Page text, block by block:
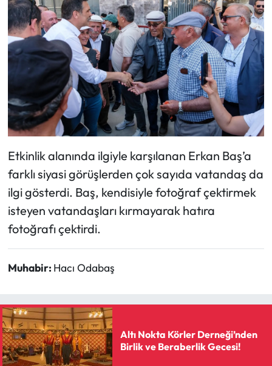
Etkinlik alanında ilgiyle karşılanan Erkan Baş’a
farklı siyasi görüşlerden çok sayıda vatandaş da
ilgi gösterdi. Baş, kendisiyle fotoğraf çektirmek
isteyen vatandaşları kırmayarak hatıra
fotoğrafı çektirdi.
Muhabir: Hacı Odabaş
Altı Nokta Körler Derneği’nden
Birlik ve Beraberlik Gecesi!
Resmi İlan
Resmi Reklam
Sağlık
Siyaset
Spor
Sungurlu Haberleri
Turizm
Uğurludağ Haberleri
Yayla Haber
Yemek Tarifleri